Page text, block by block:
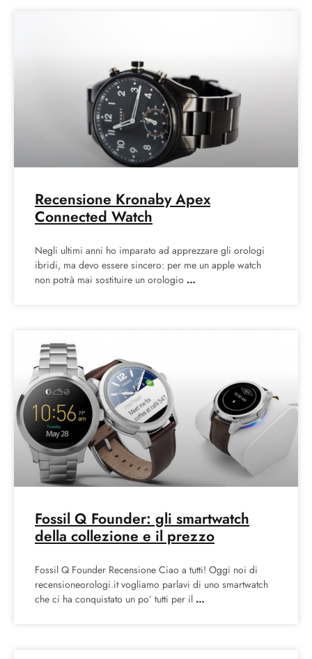
Recensione Kronaby Apex
Connected Watch
Negli ultimi anni ho imparato ad apprezzare gli orologi
ibridi, ma devo essere sincero: per me un apple watch
non potrà mai sostituire un orologio
Fossil Q Founder: gli smartwatch
della collezione e il prezzo
Fossil Q Founder Recensione Ciao a tutti! Oggi noi di
recensioneorologi.it vogliamo parlavi di uno smartwatch
che ci ha conquistato un po’ tutti per il